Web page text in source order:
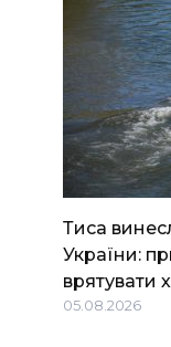
Тиса
України:
врятувати
05.08.2026